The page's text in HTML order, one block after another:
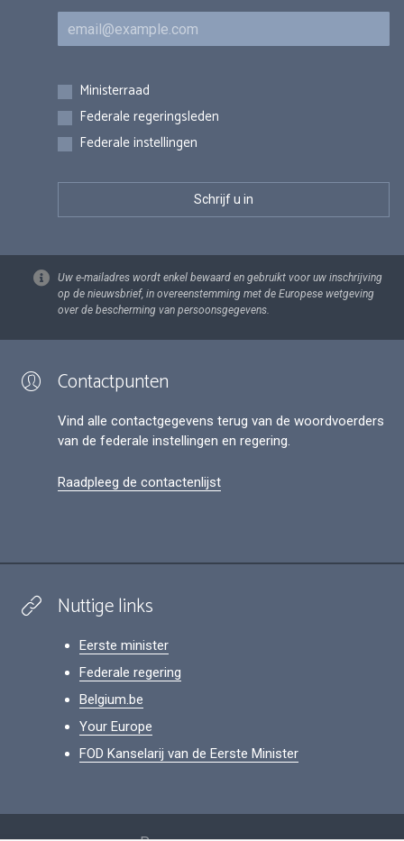
E-mail
Inschrijvingen
Ministerraad
Federale regeringsleden
Federale instellingen
Uw e-mailadres wordt enkel bewaard en gebruikt voor uw inschrijving
op de nieuwsbrief, in overeenstemming met de Europese wetgeving
over de bescherming van persoonsgegevens.
Contactpunten
Vind alle contactgegevens terug van de woordvoerders
van de federale instellingen en regering.
Raadpleeg de contactenlijst
Nuttige links
Eerste minister
Federale regering
Belgium.be
Your Europe
FOD Kanselarij van de Eerste Minister